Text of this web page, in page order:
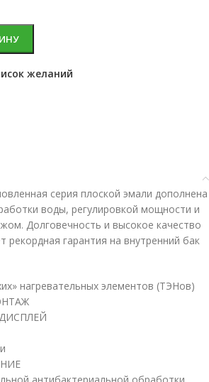
желаний
серия плоской эмали дополнена
воды, регулировкой мощности и
Долговечность и высокое качество
рекордная гарантия на внутренний бак
нагревательных элементов (ТЭНов)